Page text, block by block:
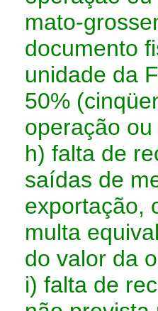
mato-
documento
unidade da
50%
operação
h) falta de
saídas de
exportação,
multa
do valor da
i) falta de